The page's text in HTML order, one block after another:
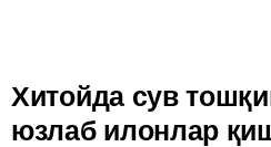
Хитойда сув
юзлаб илонлар